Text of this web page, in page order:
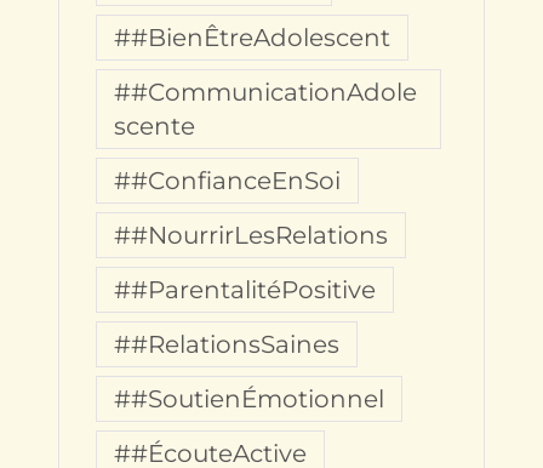
##BienÊtreAdolescent
##CommunicationAdole
scente
##ConfianceEnSoi
##NourrirLesRelations
##ParentalitéPositive
##RelationsSaines
##SoutienÉmotionnel
##ÉcouteActive